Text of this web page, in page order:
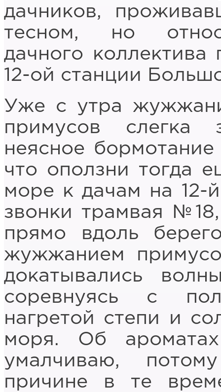
дачников,
тесном, но
дачного
12-ой станции
Уже с утра
примусов слегка
неясное
что оползни тогда
море к дачам на 12-
звонки трамвая
прямо вдоль
жужжанием
докатывались
соревнуясь с
нагретой степи и
моря. Об
умалчиваю,
причине в те